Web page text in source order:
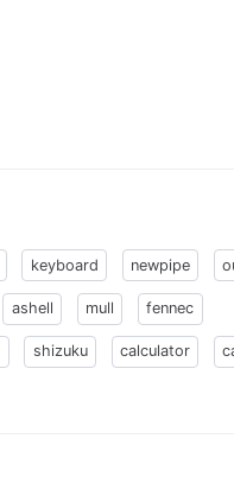
keyboard newpipe
ashell mull fennec
shizuku calculator